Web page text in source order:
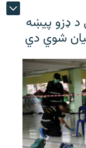
د ډزو پیښه